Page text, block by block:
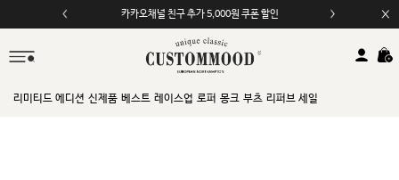
카카오채널 친구 추가 5,000원 쿠폰 할인
리미티드 에디션 신제품 베스트 레이스업 로퍼 몽크 부츠 리퍼브 세일